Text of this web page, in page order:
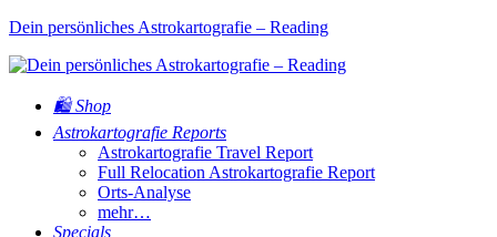
Dein persönliches Astrokartografie – Reading
🛍️ Shop
Astrokartografie Reports
Astrokartografie Travel Report
Full Relocation Astrokartografie Report
Orts-Analyse
mehr…
Specials